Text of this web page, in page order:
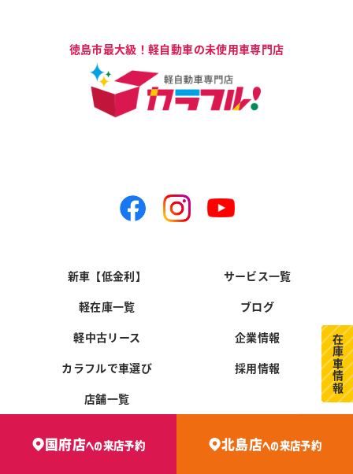
国府店への来店予約 北島店への来店予約
在庫車情報
新車【低金利】
軽在庫一覧
軽中古リース
カラフルで車選び
店舗一覧
サービス一覧
ブログ
企業情報
採用情報